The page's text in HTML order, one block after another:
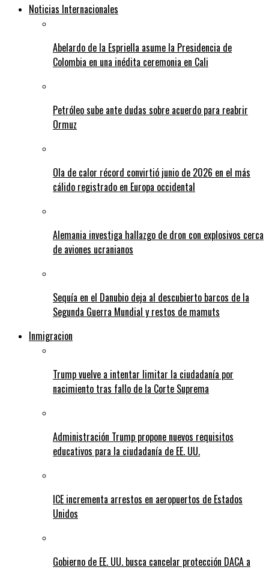
Noticias Internacionales
Abelardo de la Espriella asume la Presidencia de
Colombia en una inédita ceremonia en Cali
Petróleo sube ante dudas sobre acuerdo para reabrir
Ormuz
Ola de calor récord convirtió junio de 2026 en el más
cálido registrado en Europa occidental
Alemania investiga hallazgo de dron con explosivos cerca
de aviones ucranianos
Sequía en el Danubio deja al descubierto barcos de la
Segunda Guerra Mundial y restos de mamuts
Inmigracion
Trump vuelve a intentar limitar la ciudadanía por
nacimiento tras fallo de la Corte Suprema
Administración Trump propone nuevos requisitos
educativos para la ciudadanía de EE. UU.
ICE incrementa arrestos en aeropuertos de Estados
Unidos
Gobierno de EE. UU. busca cancelar protección DACA a